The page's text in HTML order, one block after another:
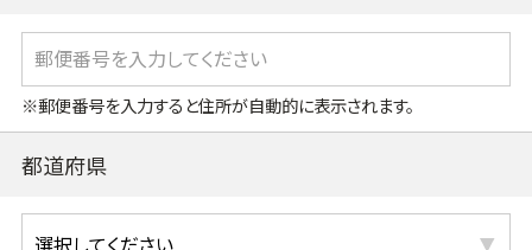
※郵便番号を入力すると住所が自動的に表示されます。
都道府県